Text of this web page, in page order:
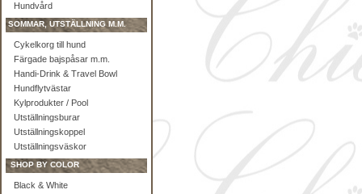
Hundvård
SOMMAR, UTSTÄLLNING M.M.
Cykelkorg till hund
Färgade bajspåsar m.m.
Handi-Drink & Travel Bowl
Hundflytvästar
Kylprodukter / Pool
Utställningsburar
Utställningskoppel
Utställningsväskor
SHOP BY COLOR
Black & White